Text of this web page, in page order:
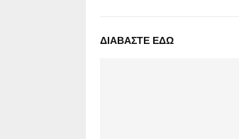
ΔΙΑΒΑΣΤΕ ΕΔΩ